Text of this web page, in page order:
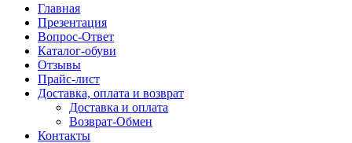
Главная
Презентация
Вопрос-Ответ
Каталог-обуви
Отзывы
Прайс-лист
Доставка, оплата и возврат
Доставка и оплата
Возврат-Обмен
Контакты